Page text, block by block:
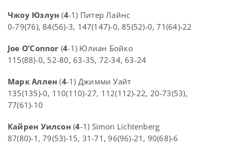
Чжоу Юэлун (4-1) Питер Лайнс
0-79(76), 84(56)-3, 147(147)-0, 85(52)-0, 71(64)-22
Joe O’Connor (4-1) Юлиан Бойко
115(88)-0, 52-80, 63-35, 72-34, 63-24
Марк Аллен (4-1) Джимми Уайт
135(135)-0, 110(110)-27, 112(112)-22, 20-73(53),
77(61)-10
Кайрен Уилсон (4-1) Simon Lichtenberg
87(80)-1, 79(53)-15, 31-71, 96(96)-21, 90(68)-6